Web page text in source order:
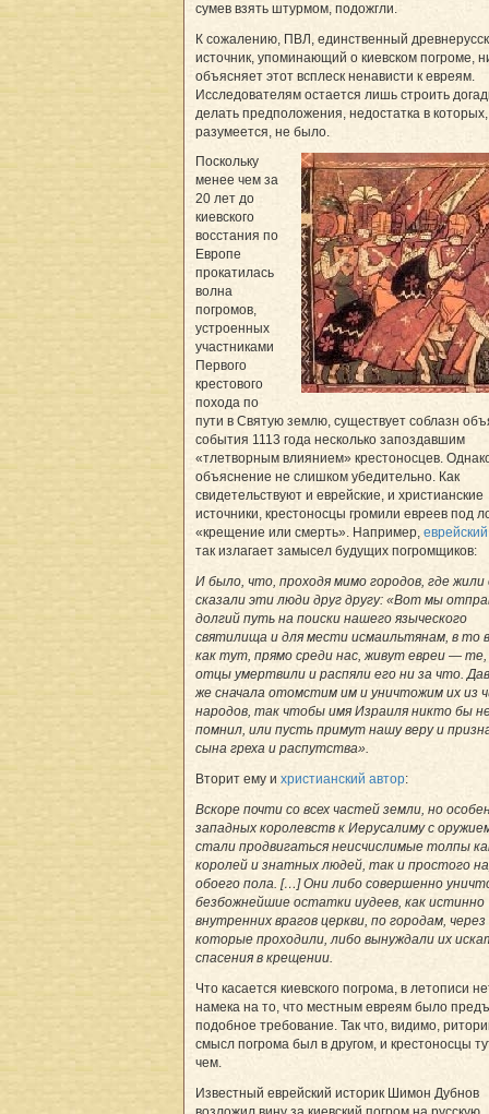
сумев взять штурмом, подожгли.
К сожалению, ПВЛ, единственный
источник, упоминающий о киевском погроме,
объясняет этот всплеск ненависти к евреям.
Исследователям остается лишь строить
делать предположения, недостатка в которых,
разумеется, не было.
Поскольку
менее чем за
20 лет до
киевского
восстания по
Европе
прокатилась
волна
погромов,
устроенных
участниками
Первого
крестового
похода по
пути в Святую землю, существует соблазн
события 1113 года несколько запоздавшим
«тлетворным влиянием» крестоносцев.
объяснение не слишком убедительно. Как
свидетельствуют и еврейские, и христианские
источники, крестоносцы громили евреев под
«крещение или смерть». Например,
так излагает замысел будущих погромщиков:
И было, что, проходя мимо городов, где жили
сказали эти люди друг другу: «Вот мы
долгий путь на поиски нашего языческого
святилища и для мести исмаильтянам, в то
как тут, прямо среди нас, живут евреи — те,
отцы умертвили и распяли его ни за что.
же сначала отомстим им и уничтожим их из
народов, так чтобы имя Израиля никто бы
помнил, или пусть примут нашу веру и
сына греха и распутства».
Вторит ему и христианский автор:
Вскоре почти со всех частей земли, но
западных королевств к Иерусалиму с
стали продвигаться неисчислимые толпы
королей и знатных людей, так и простого
обоего пола. […] Они либо совершенно
безбожнейшие остатки иудеев, как истинно
внутренних врагов церкви, по городам, через
которые проходили, либо вынуждали их
спасения в крещении.
Что касается киевского погрома, в летописи
намека на то, что местным евреям было
подобное требование. Так что, видимо,
смысл погрома был в другом, и крестоносцы
чем.
Известный еврейский историк Шимон Дубнов